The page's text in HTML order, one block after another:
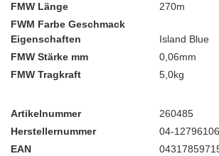
FMW Länge
270m
FWM Farbe Geschmack
Eigenschaften
Island Blue
FMW Stärke mm
0,06mm
FMW Tragkraft
5,0kg
Artikelnummer
260485
Herstellernummer
04-12796106
EAN